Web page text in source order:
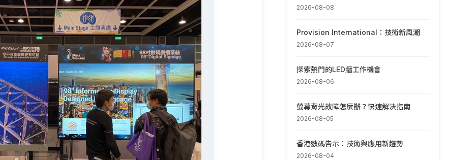
2026-08-08
Provision International：技術新風潮
2026-08-07
探索熱門的LED牆工作機會
2026-08-06
螢幕背光故障怎麼辦？快速解決指南
2026-08-05
香港數碼告示：技術與應用新趨勢
2026-08-04